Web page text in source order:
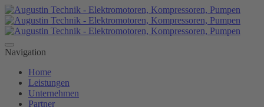
Navigation
Home
Leistungen
Unternehmen
Partner